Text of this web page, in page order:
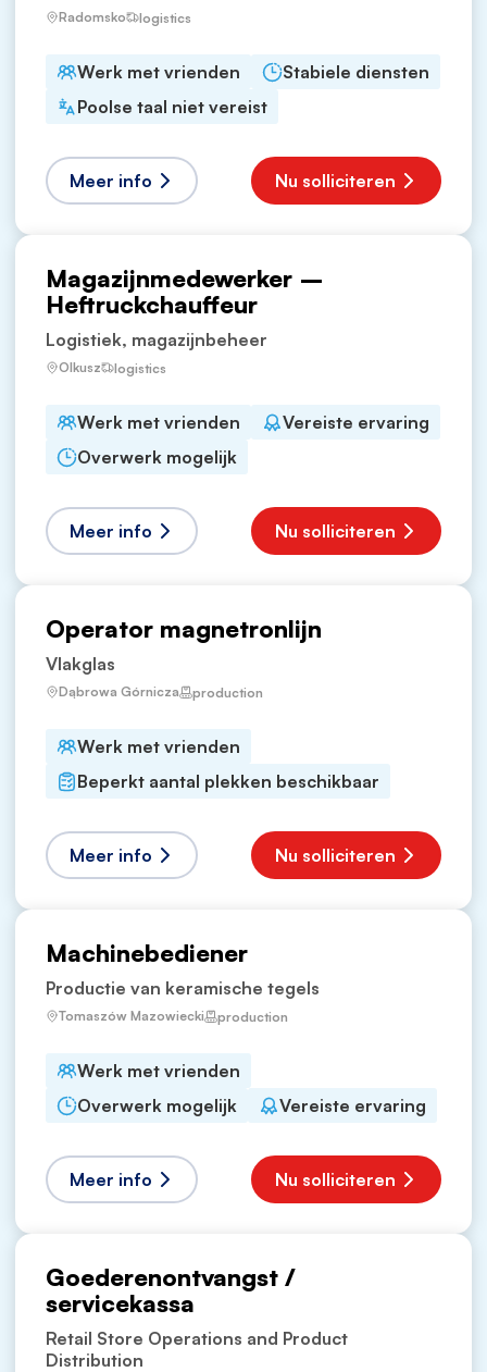
Radomsko logistics
Werk met vrienden
Stabiele diensten
Poolse taal niet vereist
Meer info Nu solliciteren
Magazijnmedewerker –
Heftruckchauffeur
Logistiek, magazijnbeheer
Olkusz logistics
Werk met vrienden
Vereiste ervaring
Overwerk mogelijk
Meer info Nu solliciteren
Operator magnetronlijn
Vlakglas
Dąbrowa Górnicza production
Werk met vrienden
Beperkt aantal plekken beschikbaar
Meer info Nu solliciteren
Machinebediener
Productie van keramische tegels
Tomaszów Mazowiecki production
Werk met vrienden
Overwerk mogelijk
Vereiste ervaring
Meer info Nu solliciteren
Goederenontvangst /
servicekassa
Retail Store Operations and Product
Distribution